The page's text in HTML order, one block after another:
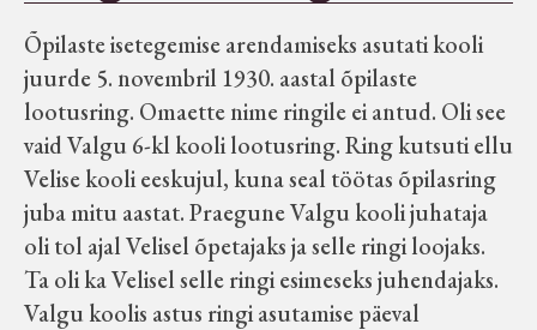
Aiandus
Tuletõrje
Õpperada
Muud koduloolist Velise mailt
Õpilaste isetegemise arendamiseks asutati kooli
juurde 5. novembril 1930. aastal õpilaste
lootusring. Omaette nime ringile ei antud. Oli see
vaid Valgu 6-kl kooli lootusring. Ring kutsuti ellu
Velise kooli eeskujul, kuna seal töötas õpilasring
juba mitu aastat. Praegune Valgu kooli juhataja
oli tol ajal Velisel õpetajaks ja selle ringi loojaks.
Ta oli ka Velisel selle ringi esimeseks juhendajaks.
Valgu koolis astus ringi asutamise päeval